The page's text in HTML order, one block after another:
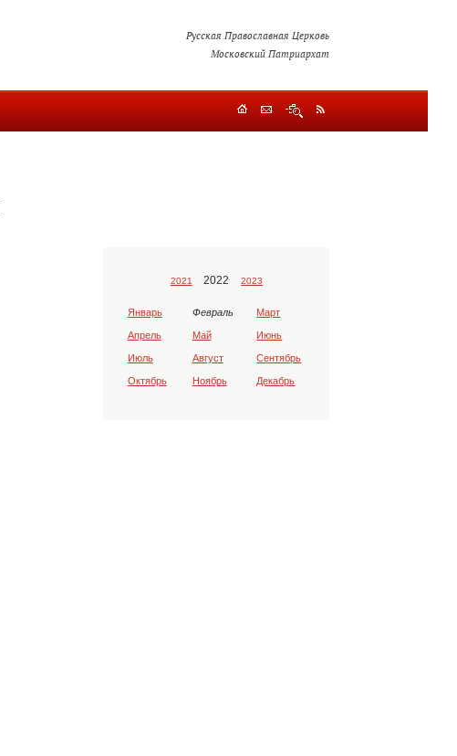
Русская Православная Церковь
Московский Патриархат
2021 2022 2023
Январь Февраль Март
Апрель Май Июнь
Июль Август Сентябрь
Октябрь Ноябрь Декабрь